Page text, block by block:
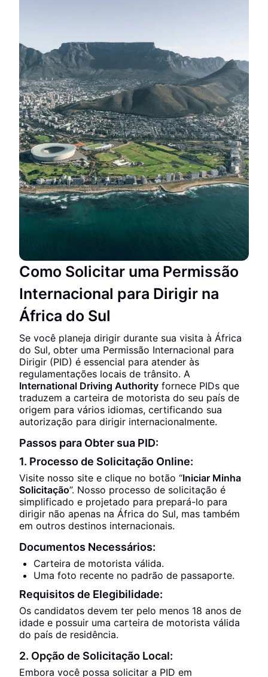
Como Solicitar uma Permissão
Internacional para Dirigir na
África do Sul
Se você planeja dirigir durante sua visita à África
do Sul, obter uma Permissão Internacional para
Dirigir (PID) é essencial para atender às
regulamentações locais de trânsito. A
International Driving Authority fornece PIDs que
traduzem a carteira de motorista do seu país de
origem para vários idiomas, certificando sua
autorização para dirigir internacionalmente.
Passos para Obter sua PID:
1. Processo de Solicitação Online:
Visite nosso site e clique no botão “Iniciar Minha
Solicitação”. Nosso processo de solicitação é
simplificado e projetado para prepará-lo para
dirigir não apenas na África do Sul, mas também
em outros destinos internacionais.
Documentos Necessários:
Carteira de motorista válida.
Uma foto recente no padrão de passaporte.
Requisitos de Elegibilidade:
Os candidatos devem ter pelo menos 18 anos de
idade e possuir uma carteira de motorista válida
do país de residência.
2. Opção de Solicitação Local:
Embora você possa solicitar a PID em